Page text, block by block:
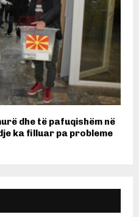
dhe të pafuqishëm në
ka filluar pa probleme